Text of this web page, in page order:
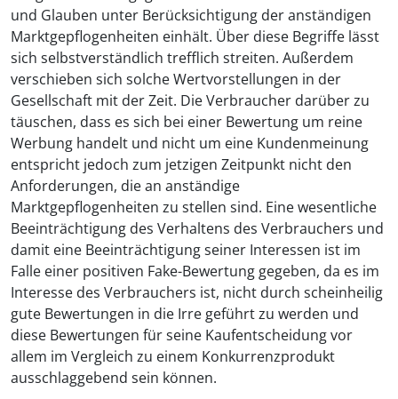
und Glauben unter Berücksichtigung der anständigen
Marktgepflogenheiten einhält. Über diese Begriffe lässt
sich selbstverständlich trefflich streiten. Außerdem
verschieben sich solche Wertvorstellungen in der
Gesellschaft mit der Zeit. Die Verbraucher darüber zu
täuschen, dass es sich bei einer Bewertung um reine
Werbung handelt und nicht um eine Kundenmeinung
entspricht jedoch zum jetzigen Zeitpunkt nicht den
Anforderungen, die an anständige
Marktgepflogenheiten zu stellen sind. Eine wesentliche
Beeinträchtigung des Verhaltens des Verbrauchers und
damit eine Beeinträchtigung seiner Interessen ist im
Falle einer positiven Fake-Bewertung gegeben, da es im
Interesse des Verbrauchers ist, nicht durch scheinheilig
gute Bewertungen in die Irre geführt zu werden und
diese Bewertungen für seine Kaufentscheidung vor
allem im Vergleich zu einem Konkurrenzprodukt
ausschlaggebend sein können.